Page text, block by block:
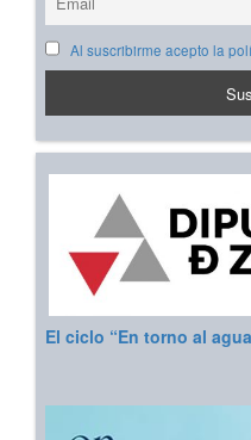
Al suscribirme acepto la
El ciclo “En torno al